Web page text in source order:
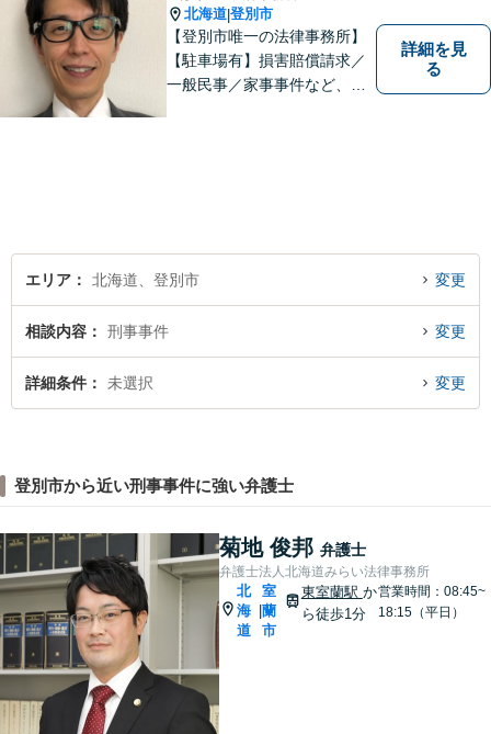
北海道|登別市
【登別市唯一の法律事務所】
【駐車場有】損害賠償請求／
一般民事／家事事件など、幅
詳細を見
る
エリア 北海道、登別市 変更
相談内容 刑事事件 変更
詳細条件 未選択 変更
登別市から近い刑事事件に強い弁護士
菊地 俊邦 弁護士
弁護士法人北海道みらい法律事務所
北
海
道
室
蘭
市
東室蘭駅 か
ら徒歩1分
営業時間：08:45~
18:15（平日）